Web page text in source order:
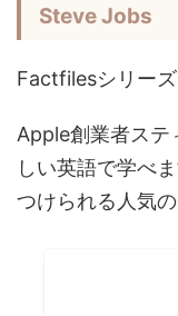
Steve Jobs
Factfilesシリーズ
Apple創業者ステ
しい英語で学べ
つけられる人気の